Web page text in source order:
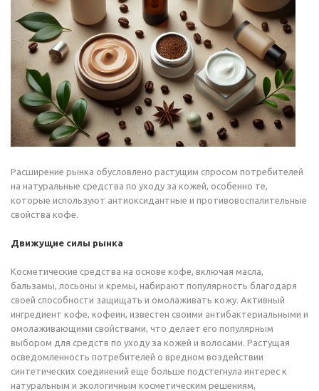
Расширение рынка обусловлено растущим спросом потребителей
на натуральные средства по уходу за кожей, особенно те,
которые используют антиоксидантные и противовоспалительные
свойства кофе.
Движущие силы рынка
Косметические средства на основе кофе, включая масла,
бальзамы, лосьоны и кремы, набирают популярность благодаря
своей способности защищать и омолаживать кожу. Активный
ингредиент кофе, кофеин, известен своими антибактериальными и
омолаживающими свойствами, что делает его популярным
выбором для средств по уходу за кожей и волосами. Растущая
осведомленность потребителей о вредном воздействии
синтетических соединений еще больше подстегнула интерес к
натуральным и экологичным косметическим решениям,